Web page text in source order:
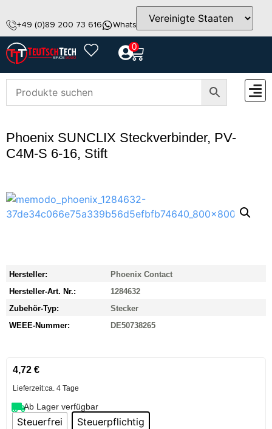
+49 (0)89 200 73 616 WhatsApp info@teutschtech.com
0
Phoenix SUNCLIX Steckverbinder, PV-
C4M-S 6-16, Stift
Hersteller:
Phoenix Contact
Hersteller-Art. Nr.:
1284632
Zubehör-Typ:
Stecker
WEEE-Nummer:
DE50738265
4,72 €
Lieferzeit:ca. 4 Tage
Ab Lager verfügbar
Steuerfrei Steuerpflichtig